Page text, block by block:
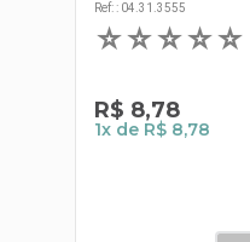
Ref: : 04.31.3555
☆☆☆☆☆
R$ 8,78
1x de R$ 8,78